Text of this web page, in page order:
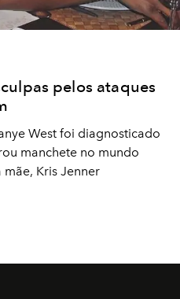
pelos ataques
West foi diagnosticado
manchete no mundo
Kris Jenner